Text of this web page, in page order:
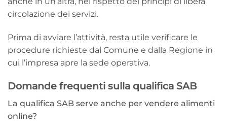
circolazione dei servizi.
Prima di avviare l’attività, resta utile verificare le
procedure richieste dal Comune e dalla Regione in
cui l’impresa apre la sede operativa.
Domande frequenti sulla qualifica SAB
La qualifica SAB serve anche per vendere alimenti
online?